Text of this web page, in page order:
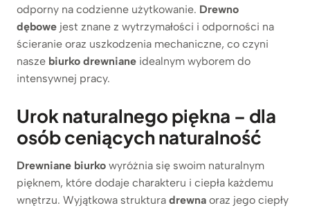
odporny na codzienne użytkowanie. Drewno
dębowe jest znane z wytrzymałości i odporności na
ścieranie oraz uszkodzenia mechaniczne, co czyni
nasze biurko drewniane idealnym wyborem do
intensywnej pracy.
Urok naturalnego piękna – dla
osób ceniących naturalność
Drewniane biurko wyróżnia się swoim naturalnym
pięknem, które dodaje charakteru i ciepła każdemu
wnętrzu. Wyjątkowa struktura drewna oraz jego ciepły